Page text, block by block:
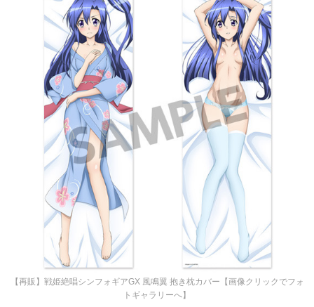
【再販】戦姫絶唱シンフォギアGX 風鳴翼 抱き枕カバー【画像クリックでフォ
トギャラリーへ】